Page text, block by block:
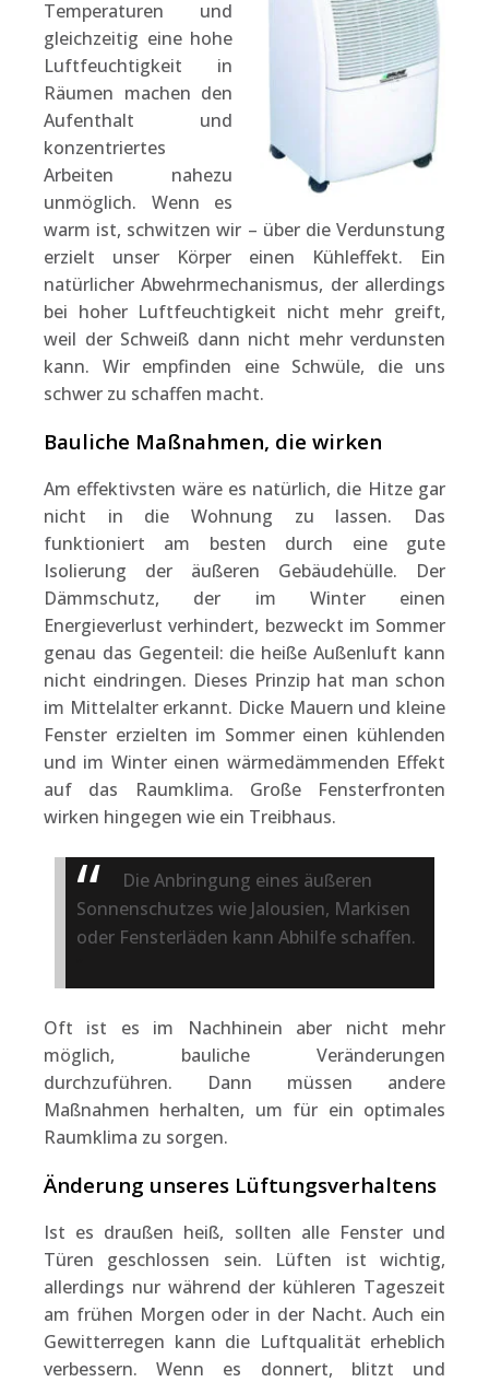
Temperaturen und
gleichzeitig eine hohe
Luftfeuchtigkeit in
Räumen machen den
Aufenthalt und
konzentriertes
Arbeiten nahezu
unmöglich. Wenn es
warm ist, schwitzen wir – über die Verdunstung
erzielt unser Körper einen Kühleffekt. Ein
natürlicher Abwehrmechanismus, der allerdings
bei hoher Luftfeuchtigkeit nicht mehr greift,
weil der Schweiß dann nicht mehr verdunsten
kann. Wir empfinden eine Schwüle, die uns
schwer zu schaffen macht.
Bauliche Maßnahmen, die wirken
Am effektivsten wäre es natürlich, die Hitze gar
nicht in die Wohnung zu lassen. Das
funktioniert am besten durch eine gute
Isolierung der äußeren Gebäudehülle. Der
Dämmschutz, der im Winter einen
Energieverlust verhindert, bezweckt im Sommer
genau das Gegenteil: die heiße Außenluft kann
nicht eindringen. Dieses Prinzip hat man schon
im Mittelalter erkannt. Dicke Mauern und kleine
Fenster erzielten im Sommer einen kühlenden
und im Winter einen wärmedämmenden Effekt
auf das Raumklima. Große Fensterfronten
wirken hingegen wie ein Treibhaus.
Die Anbringung eines äußeren
Sonnenschutzes wie Jalousien, Markisen
oder Fensterläden kann Abhilfe schaffen.
Oft ist es im Nachhinein aber nicht mehr
möglich, bauliche Veränderungen
durchzuführen. Dann müssen andere
Maßnahmen herhalten, um für ein optimales
Raumklima zu sorgen.
Änderung unseres Lüftungsverhaltens
Ist es draußen heiß, sollten alle Fenster und
Türen geschlossen sein. Lüften ist wichtig,
allerdings nur während der kühleren Tageszeit
am frühen Morgen oder in der Nacht. Auch ein
Gewitterregen kann die Luftqualität erheblich
verbessern. Wenn es donnert, blitzt und